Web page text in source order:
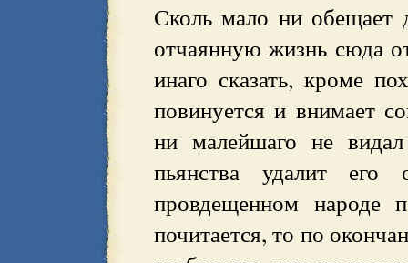
Сколь мало ни обещает
отчаянную жизнь сюда
инаго сказать, кроме
повинуется и внимает
ни малейшаго не
пьянства удалит
провдещенном народе
почитается, то по